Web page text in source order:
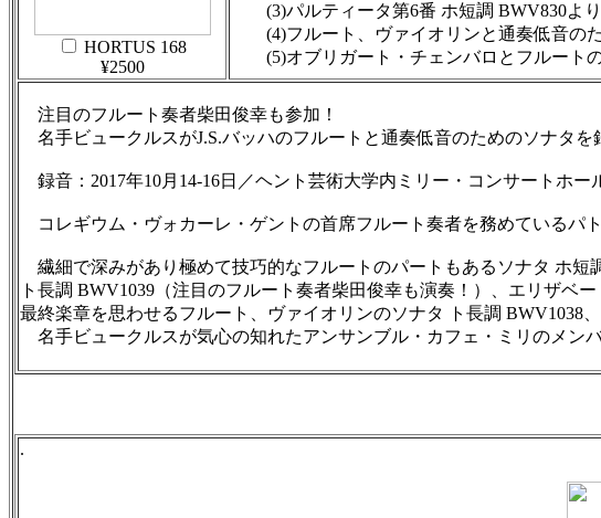
HORTUS 168
¥2500
(3)パルティータ第6番 ホ短調 BWV830より
(4)フルート、ヴァイオリンと通奏低音の
(5)オブリガート・チェンバロとフルート
注目のフルート奏者柴田俊幸も参加！
名手ビュークルスがJ.S.バッハのフルートと通奏低音のためのソナタを
録音：2017年10月14-16日／ヘント芸術大学内ミリー・コンサートホ
コレギウム・ヴォカーレ・ゲントの首席フルート奏者を務めているパ
繊細で深みがあり極めて技巧的なフルートのパートもあるソナタ ホ短
ト長調 BWV1039（注目のフルート奏者柴田俊幸も演奏！）、エリザベ
最終楽章を思わせるフルート、ヴァイオリンのソナタ ト長調 BWV1038
名手ビュークルスが気心の知れたアンサンブル・カフェ・ミリのメン
.